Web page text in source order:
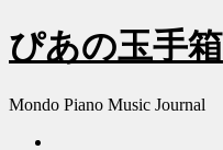
ぴあの玉手箱
Mondo Piano Music Journal